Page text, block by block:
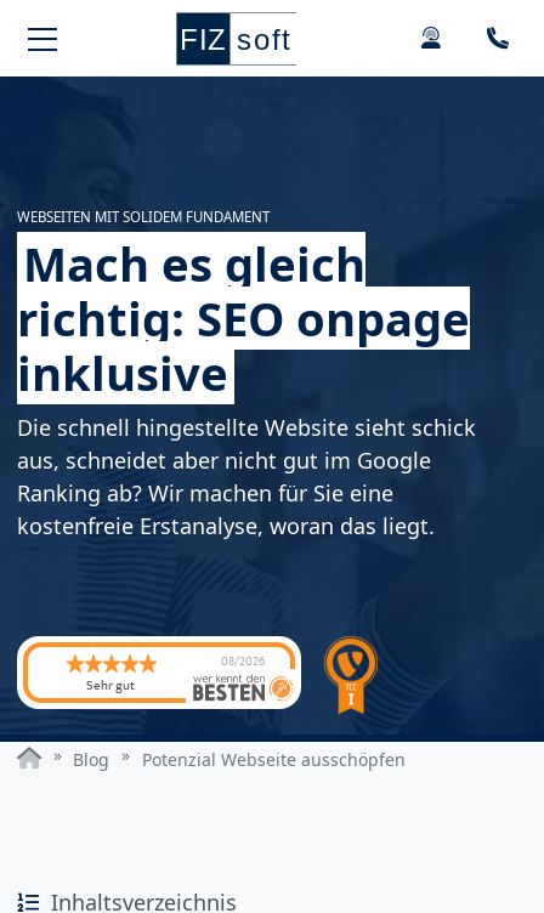
Springe zur Hauptnavigation
Springe zum Hauptinhalt
Springe zu den Kontaktdaten und Support
Springe zum Footer
WEBSEITEN MIT SOLIDEM FUNDAMENT
Mach es gleich
richtig: SEO onpage
inklusive
Die schnell hingestellte Website sieht schick
aus, schneidet aber nicht gut im Google
Ranking ab? Wir machen für Sie eine
kostenfreie Erstanalyse, woran das liegt.
Sehr gut
08/2026
Blog Potenzial Webseite ausschöpfen
Inhaltsverzeichnis